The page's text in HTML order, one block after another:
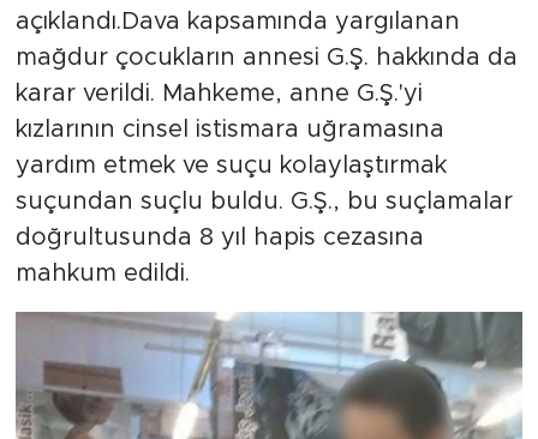
açıklandı.Dava kapsamında yargılanan
mağdur çocukların annesi G.Ş. hakkında da
karar verildi. Mahkeme, anne G.Ş.'yi
kızlarının cinsel istismara uğramasına
yardım etmek ve suçu kolaylaştırmak
suçundan suçlu buldu. G.Ş., bu suçlamalar
doğrultusunda 8 yıl hapis cezasına
mahkum edildi.